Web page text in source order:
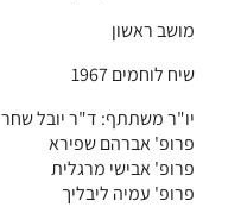
מושב ראשון
שיח לוחמים 1967
יו"ר משתתף: ד"ר יובל שחר
פרופ' אברהם שפירא
פרופ' אבישי מרגלית
פרופ' עמיה ליבליך